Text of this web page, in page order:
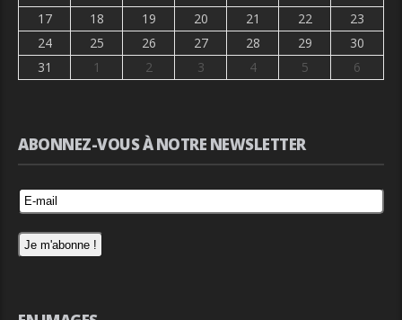
17
18 19 20 21 22
23
24
25 26 27 28 29
30
31
1 2 3 4 5 6
ABONNEZ-VOUS À NOTRE NEWSLETTER